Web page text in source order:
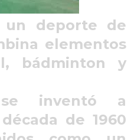
un deporte de
elementos
bádminton y
inventó a
de 1960